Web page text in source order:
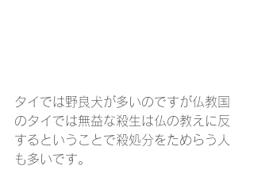
タイでは野良犬が多いのですが仏教国
のタイでは無益な殺生は仏の教えに反
するということで殺処分をためらう人
も多いです。